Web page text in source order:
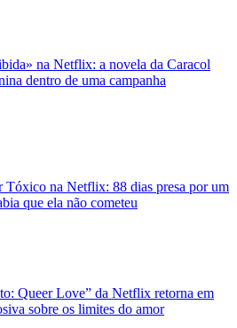
na Netflix: a novela da Caracol
dentro de uma campanha
Tóxico na Netflix: 88 dias presa por um
que ela não cometeu
Queer Love” da Netflix retorna em
sobre os limites do amor